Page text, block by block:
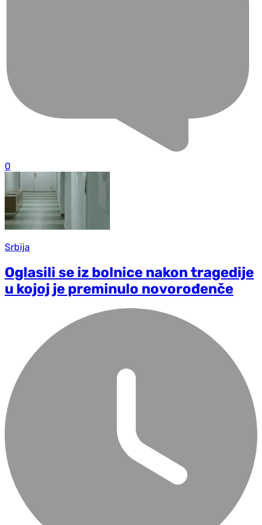
0
Srbija
Oglasili se iz bolnice nakon tragedije
u kojoj je preminulo novorođenče